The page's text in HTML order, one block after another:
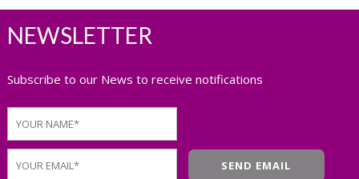
NEWSLETTER
Subscribe to our News to receive notifications